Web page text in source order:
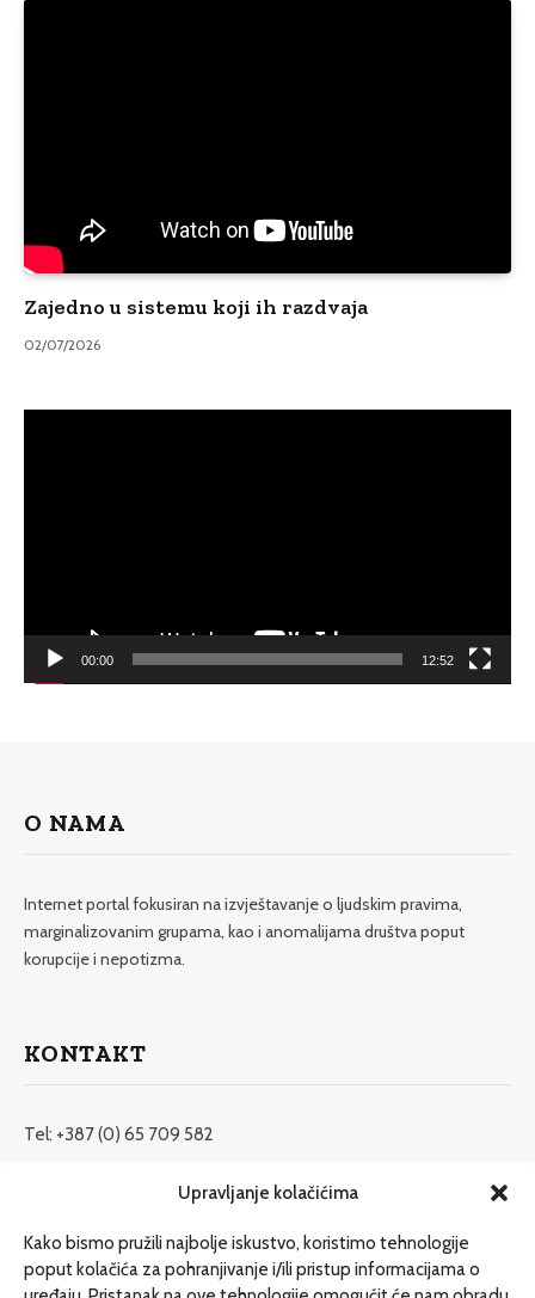
Upravljanje kolačićima
Kako bismo pružili najbolje iskustvo, koristimo tehnologije
poput kolačića za pohranjivanje i/ili pristup informacijama o
Zajedno u sistemu koji ih razdvaja
02/07/2026
00:00 12:52
O NAMA
Internet portal fokusiran na izvještavanje o ljudskim pravima,
marginalizovanim grupama, kao i anomalijama društva poput
korupcije i nepotizma.
KONTAKT
Tel: +387 (0) 65 709 582
redakcija@etrafika.net